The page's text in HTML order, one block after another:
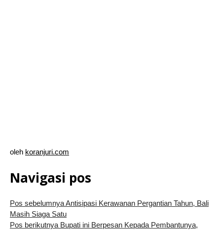
oleh koranjuri.com
Navigasi pos
Pos sebelumnyaAntisipasi Kerawanan Pergantian Tahun, Bali
Masih Siaga Satu
Pos berikutnyaBupati ini Berpesan Kepada Pembantunya,